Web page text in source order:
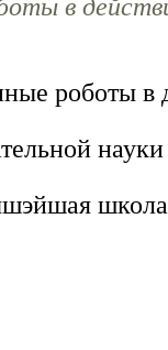
в
роботы в
науки